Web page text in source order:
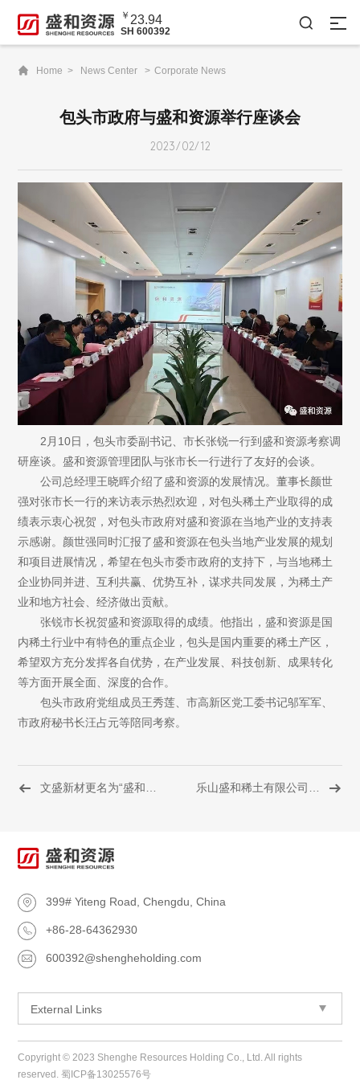
￥ 23.94
SH 600392

 Home > News Center > Corporate News
包头市政府与盛和资源举行座谈会
2023/02/12
2月10日，包头市委副书记、市长张锐一行到盛和资源考察调
研座谈。盛和资源管理团队与张市长一行进行了友好的会谈。
公司总经理王晓晖介绍了盛和资源的发展情况。董事长颜世
强对张市长一行的来访表示热烈欢迎，对包头稀土产业取得的成
绩表示衷心祝贺，对包头市政府对盛和资源在当地产业的支持表
示感谢。颜世强同时汇报了盛和资源在包头当地产业发展的规划
和项目进展情况，希望在包头市委市政府的支持下，与当地稀土
企业协同并进、互利共赢、优势互补，谋求共同发展，为稀土产
业和地方社会、经济做出贡献。
张锐市长祝贺盛和资源取得的成绩。他指出，盛和资源是国
内稀土行业中有特色的重点企业，包头是国内重要的稀土产区，
希望双方充分发挥各自优势，在产业发展、科技创新、成果转化
等方面开展全面、深度的合作。
包头市政府党组成员王秀莲、市高新区党工委书记邬军军、
市政府秘书长汪占元等陪同考察。
 
 399# Yiteng Road, Chengdu, China
 +86-28-64362930
 600392@shengheholding.com
External Links
Copyright © 2023 Shenghe Resources Holding Co., Ltd. All rights
reserved.蜀ICP备13025576号